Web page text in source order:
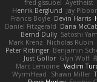
fred gissubel Ayetheist
Henrik Berglund Jay
Francis Boyle Devin Harris
Daniel Fitzgerald Dana
Bernd Dully Satoshi
Mark Krenz Nicholas Rubin
Peter Rittinger Benjamin
Just Gollor Glyn Wolf
Marc Lemoine Vadim
WyrmHead
Shawn Miller